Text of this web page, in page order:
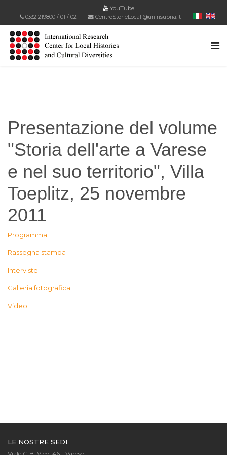
YouTube
0332 219800 / 01 / 02 CentroStorieLocali@uninsubria.it
Presentazione del volume
"Storia dell'arte a Varese
e nel suo territorio", Villa
Toeplitz, 25 novembre
2011
Programma
Rassegna stampa
Interviste
Galleria fotografica
Video
LE NOSTRE SEDI